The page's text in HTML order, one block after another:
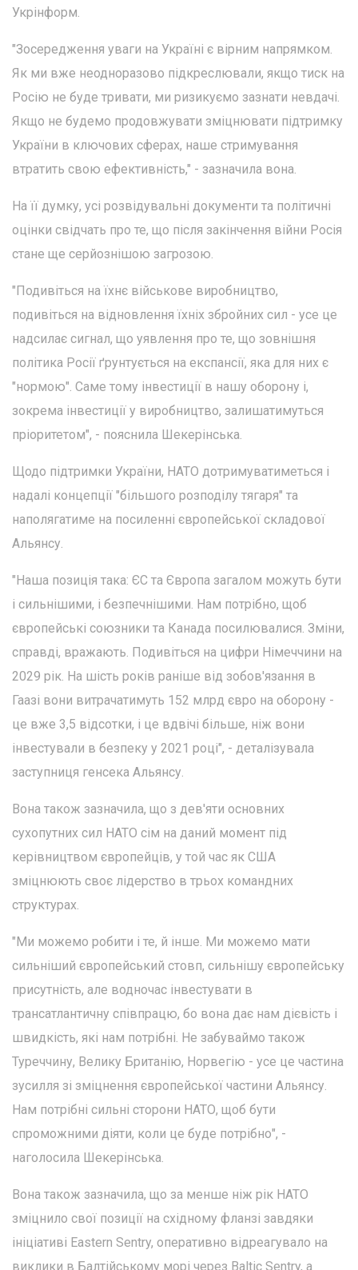
Укрінформ.
"Зосередження уваги на Україні є вірним напрямком.
Як ми вже неодноразово підкреслювали, якщо тиск на
Росію не буде тривати, ми ризикуємо зазнати невдачі.
Якщо не будемо продовжувати зміцнювати підтримку
України в ключових сферах, наше стримування
втратить свою ефективність," - зазначила вона.
На її думку, усі розвідувальні документи та політичні
оцінки свідчать про те, що після закінчення війни Росія
стане ще серйознішою загрозою.
"Подивіться на їхнє військове виробництво,
подивіться на відновлення їхніх збройних сил - усе це
надсилає сигнал, що уявлення про те, що зовнішня
політика Росії ґрунтується на експансії, яка для них є
"нормою". Саме тому інвестиції в нашу оборону і,
зокрема інвестиції у виробництво, залишатимуться
пріоритетом", - пояснила Шекерінська.
Щодо підтримки України, НАТО дотримуватиметься і
надалі концепції "більшого розподілу тягаря" та
наполягатиме на посиленні європейської складової
Альянсу.
"Наша позиція така: ЄС та Європа загалом можуть бути
і сильнішими, і безпечнішими. Нам потрібно, щоб
європейські союзники та Канада посилювалися. Зміни,
справді, вражають. Подивіться на цифри Німеччини на
2029 рік. На шість років раніше від зобов'язання в
Гаазі вони витрачатимуть 152 млрд євро на оборону -
це вже 3,5 відсотки, і це вдвічі більше, ніж вони
інвестували в безпеку у 2021 році", - деталізувала
заступниця генсека Альянсу.
Вона також зазначила, що з дев'яти основних
сухопутних сил НАТО сім на даний момент під
керівництвом європейців, у той час як США
зміцнюють своє лідерство в трьох командних
структурах.
"Ми можемо робити і те, й інше. Ми можемо мати
сильніший європейський стовп, сильнішу європейську
присутність, але водночас інвестувати в
трансатлантичну співпрацю, бо вона дає нам дієвість і
швидкість, які нам потрібні. Не забуваймо також
Туреччину, Велику Британію, Норвегію - усе це частина
зусилля зі зміцнення європейської частини Альянсу.
Нам потрібні сильні сторони НАТО, щоб бути
спроможними діяти, коли це буде потрібно", -
наголосила Шекерінська.
Вона також зазначила, що за менше ніж рік НАТО
зміцнило свої позиції на східному фланзі завдяки
ініціативі Eastern Sentry, оперативно відреагувало на
виклики в Балтійському морі через Baltic Sentry, а